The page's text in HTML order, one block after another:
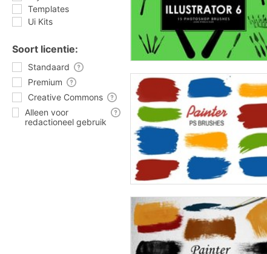
Templates
Ui Kits
Soort licentie:
Standaard
Premium
Creative Commons
Alleen voor
redactioneel gebruik